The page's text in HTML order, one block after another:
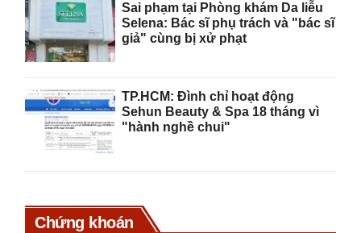
Sai phạm tại Phòng khám Da liễu
Selena: Bác sĩ phụ trách và "bác sĩ
giả" cùng bị xử phạt
TP.HCM: Đình chỉ hoạt động
Sehun Beauty & Spa 18 tháng vì
"hành nghề chui"
Chứng khoán